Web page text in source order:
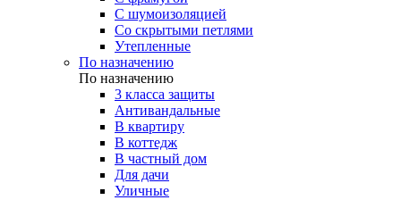
С шумоизоляцией
Со скрытыми петлями
Утепленные
По назначению
По назначению
3 класса защиты
Антивандальные
В квартиру
В коттедж
В частный дом
Для дачи
Уличные